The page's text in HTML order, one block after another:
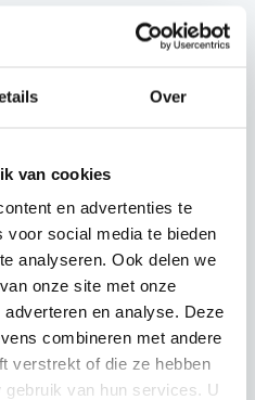
Over
van cookies
en advertenties te
voor social media te bieden
analyseren. Ook delen we
onze site met onze
en analyse. Deze
combineren met andere
verstrekt of die ze hebben
van hun services. U
14